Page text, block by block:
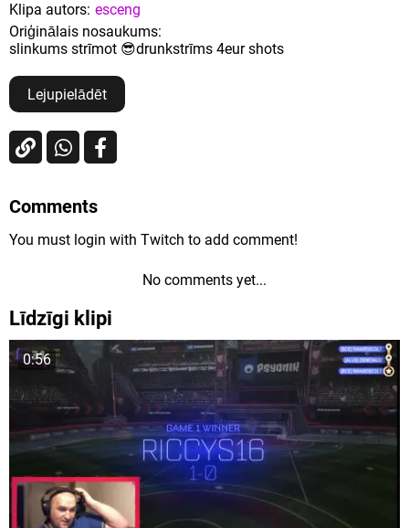
Klipa autors: esceng
Oriģinālais nosaukums:
slinkums strīmot 😎drunkstrīms 4eur shots
Lejupielādēt
Comments
You must login with Twitch to add comment!
No comments yet...
Līdzīgi klipi
0:56